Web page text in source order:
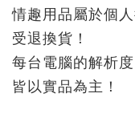
情趣用品屬於個
受退換貨！
每台電腦的解析
皆以實品為主！